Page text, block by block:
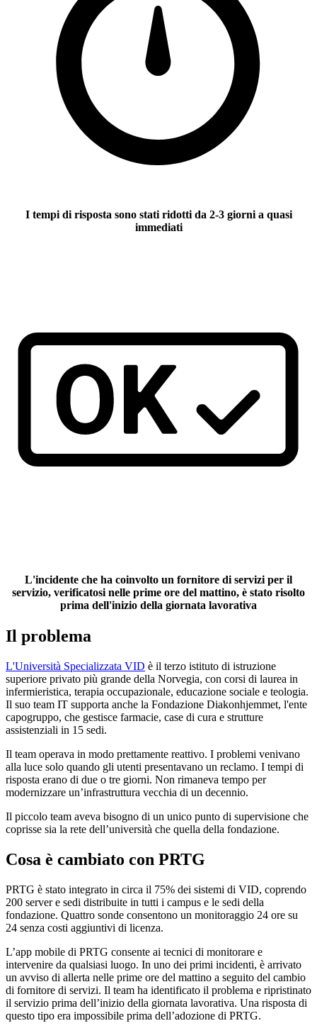
I tempi di risposta sono stati ridottida 2-3 giorni a quasi
immediati
L'incidente che ha coinvolto un fornitore di servizi per il
servizio, verificatosi nelle prime ore del mattino, è stato risolto
prima dell'inizio della giornata lavorativa
Il problema
L'Università Specializzata VID è il terzo istituto di istruzione
superiore privato più grande della Norvegia, con corsi di laurea in
infermieristica, terapia occupazionale, educazione sociale e teologia.
Il suo team IT supporta anche la Fondazione Diakonhjemmet, l'ente
capogruppo, che gestisce farmacie, case di cura e strutture
assistenziali in 15 sedi.
Il team operava in modo prettamente reattivo. I problemi venivano
alla luce solo quando gli utenti presentavano un reclamo. I tempi di
risposta erano di due o tre giorni. Non rimaneva tempo per
modernizzare un’infrastruttura vecchia di un decennio.
Il piccolo team aveva bisogno di un unico punto di supervisione che
coprisse sia la rete dell’università che quella della fondazione.
Cosa è cambiato con PRTG
PRTG è stato integrato in circa il 75% dei sistemi di VID, coprendo
200 server e sedi distribuite in tutti i campus e le sedi della
fondazione. Quattro sonde consentono un monitoraggio 24 ore su
24 senza costi aggiuntivi di licenza.
L’app mobile di PRTG consente ai tecnici di monitorare e
intervenire da qualsiasi luogo. In uno dei primi incidenti, è arrivato
un avviso di allerta nelle prime ore del mattino a seguito del cambio
di fornitore di servizi. Il team ha identificato il problema e ripristinato
il servizio prima dell’inizio della giornata lavorativa. Una risposta di
questo tipo era impossibile prima dell’adozione di PRTG.